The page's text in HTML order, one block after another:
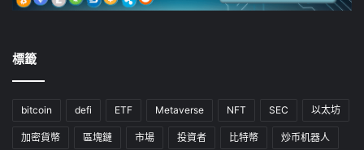
標籤
bitcoin defi ETF Metaverse NFT SEC 以太坊
加密貨幣 區塊鏈 市場 投資者 比特幣 炒币机器人